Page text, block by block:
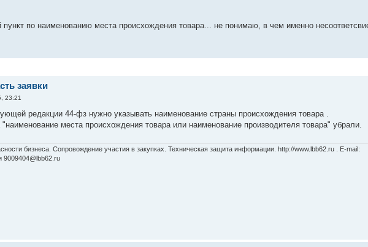
пункт по наименованию места происхождения товара... не понимаю, в чем именно
заявки
23:21
редакции 44-фз нужно указывать наименование страны происхождения товара .
"наименование места происхождения товара или наименование производителя товара" убрали.
бизнеса. Сопровождение участия в закупках. Техническая защита информации. http://www.lbb62.ru . E-mail:
9009404@lbb62.ru